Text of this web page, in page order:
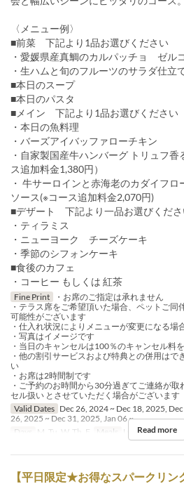
〈メニュー例〉
■前菜 下記より1品お選びください
・愛媛県産真鯛のカルパッチョ ゼル
・生ハムと旬のフルーツのサラダ仕
■本日のスープ
■本日のパスタ
■メイン 下記より1品お選びください
・本日の魚料理
・バーズアイバッファローチキン
・自家製国産牛ハンバーグ トリュフ
ス追加料金1,380円）
・ 牛サーロインと赤海老のカダイフ
ソース(※コース追加料金2,070円)
■デザート 下記より一品お選びくださ
・ティラミス
・ニューヨーク チーズケーキ
・季節のシフォンケーキ
■食後のカフェ
・コーヒー もしくは 紅茶
Fine Print
・お席のご指定は承れません
・テラス席をご希望頂いた場合、ペットご同
可能性がございます
・仕入れ状況によりメニューが変更になる場
・写真はイメージです
・当日のキャンセルは100％のキャンセル料
・他の割引サービスおよび特典との併用はで
い
・お席は2時間制です
・ご予約のお時間から30分過ぎてご連絡が
セル扱い とさせていただく場合がございます
Valid Dates Dec 26, 2024 ~ Dec 18, 2025,
26, 2025 ~ Dec 31, 2025, Jan 06 ~
Days
M, Tu, W, Th, F Meals Lunch, Tea
Read more
【平日限定★お得なスパークリ